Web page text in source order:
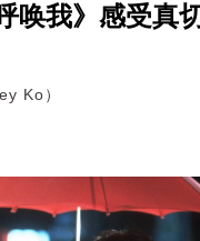
唤我》感受真
Ko）